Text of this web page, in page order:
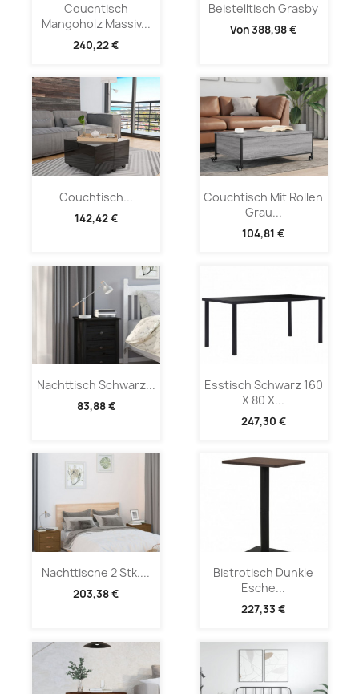
Couchtisch
Mangoholz Massiv...
240,22 €
Beistelltisch Grasby
Von388,98 €
Couchtisch...
142,42 €
Couchtisch Mit Rollen
Grau...
104,81 €
Nachttisch Schwarz...
83,88 €
Esstisch Schwarz 160
X 80 X...
247,30 €
Nachttische 2 Stk....
203,38 €
Bistrotisch Dunkle
Esche...
227,33 €